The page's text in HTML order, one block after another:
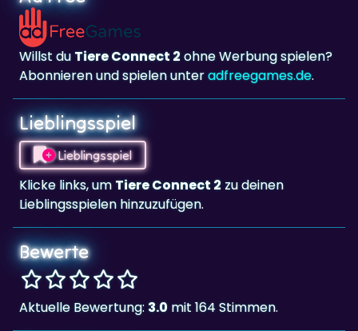
Willst duTiere Connect 2
Abonnieren und spielen unter
Lieblingsspiel
Lieblingsspiel
Klicke links, umTiere Connect 2
Lieblingsspielen hinzuzufügen.
Bewerte
Aktuelle Bewertung:
Beliebtheit